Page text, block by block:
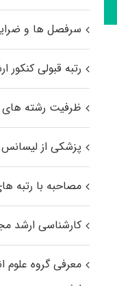
سرفصل ها و
رتبه قبولی کنکور
ظرفیت رشته های
پزشکی از لیسانس
مصاحبه با رتبه
کارشناسی ارشد
معرفی گروه علوم